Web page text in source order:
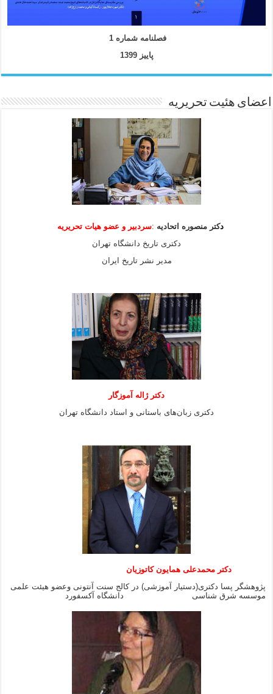
فصلنامه شماره 1
پاییز 1399
اعضای هئیت تحریریه
دکتر منصوره اتحادیه :سردبیر و عضو هیاتتحریریه
دکتری تاریخ دانشگاه تهران
مدیر نشر تاریخ ایران
دکتر ژاله آموزگار
دکتری زبان‌های باستانی و استاد دانشگاه تهران
دکتر محمدعلی همایون کاتوزیان
پژوهشگر پسا دکتری(دستیار آموزشی) در کالج سنت آنتونی وعضو هیئت علمی
موسسه شرق شناسی دانشگاه آکسفورد